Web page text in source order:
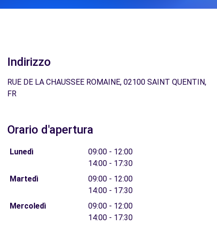
Indirizzo
RUE DE LA CHAUSSEE ROMAINE, 02100 SAINT QUENTIN,
FR
Orario d'apertura
Lunedì
09:00 - 12:00
14:00 - 17:30
Martedì
09:00 - 12:00
14:00 - 17:30
Mercoledì
09:00 - 12:00
14:00 - 17:30